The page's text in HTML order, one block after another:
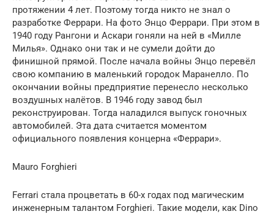
протяжении 4 лет. Поэтому тогда никто не знал о
разработке Феррари. На фото Энцо Феррари. При этом в
1940 году Рангони и Аскари гоняли на ней в «Милле
Милья». Однако они так и не сумели дойти до
финишной прямой. После начала войны Энцо перевёл
свою компанию в маленький городок Маранелло. По
окончании войны предприятие перенесло несколько
воздушных налётов. В 1946 году завод был
реконструирован. Тогда наладился выпуск гоночных
автомобилей. Эта дата считается моментом
официального появления концерна «Феррари».
Mauro Forghieri
Ferrari стала процветать в 60-х годах под магическим
инженерным талантом Forghieri. Такие модели, как Dino